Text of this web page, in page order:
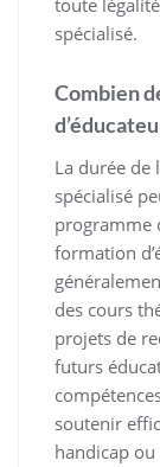
toute
spécialisé.
Combien
La durée
spécialisé
programme
formation
des cours
projets de
futurs
soutenir
handicap ou